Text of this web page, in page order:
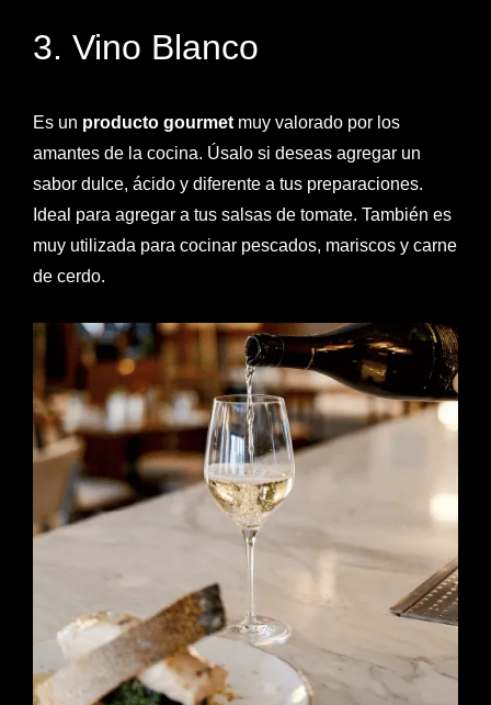
3. Vino Blanco
Es un producto gourmet muy valorado por los
amantes de la cocina. Úsalo si deseas agregar un
sabor dulce, ácido y diferente a tus preparaciones.
Ideal para agregar a tus salsas de tomate. También es
muy utilizada para cocinar pescados, mariscos y carne
de cerdo.